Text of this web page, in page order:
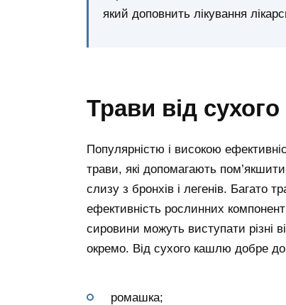
який доповнить лікування
Трави від
Популярністю і високою
трави, які допомагають
слизу з бронхів і легенів. Багато
ефективність рослинних
сировини можуть виступати різні
окремо. Від сухого кашлю добре
ромашка;